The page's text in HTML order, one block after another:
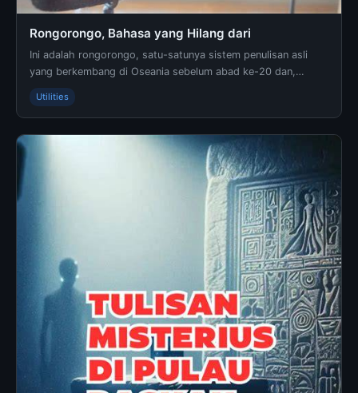
Rongorongo, Bahasa yang Hilang dari
Ini adalah rongorongo, satu-satunya sistem penulisan asli
yang berkembang di Oseania sebelum abad ke-20 dan,
menurut James Grant … - Informasi lengkap dan te...
Utilities